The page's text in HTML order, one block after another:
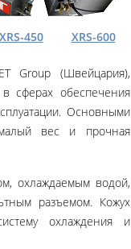
450 XRS-600
Group (Швейцария),
сферах обеспечения
Основными
малый вес и прочная
охлаждаемым водой,
разъемом. Кожух
охлаждения и